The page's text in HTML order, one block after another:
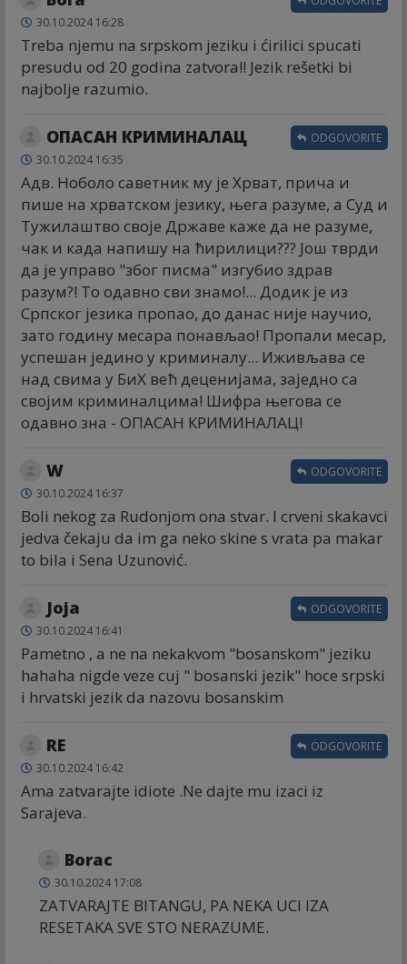
30.10.2024 16:28
Treba njemu na srpskom jeziku i ćirilici spucati
presudu od 20 godina zatvora!! Jezik rešetki bi
najbolje razumio.
ОПАСАН КРИМИНАЛАЦ
30.10.2024 16:35
Адв. Ноболо саветник му је Хрват, прича и
пише на хрватском језику, њега разуме, а Суд и
Тужилаштво своје Државе каже да не разуме,
чак и када напишу на ћирилици??? Још тврди
да је управо "због писма" изгубио здрав
разум?! То одавно сви знамо!... Додик је из
Српског језика пропао, до данас није научио,
зато годину месара понављао! Пропали месар,
успешан једино у криминалу... Иживљава се
над свима у БиХ већ деценијама, заједно са
својим криминалцима! Шифра његова се
одавно зна - ОПАСАН КРИМИНАЛАЦ!
ODGOVORITE
W
30.10.2024 16:37
Boli nekog za Rudonjom ona stvar. I crveni skakavci
jedva čekaju da im ga neko skine s vrata pa makar
to bila i Sena Uzunović.
ODGOVORITE
Joja
30.10.2024 16:41
Pametno , a ne na nekakvom "bosanskom" jeziku
hahaha nigde veze cuj " bosanski jezik" hoce srpski
i hrvatski jezik da nazovu bosanskim
ODGOVORITE
RE
30.10.2024 16:42
Ama zatvarajte idiote .Ne dajte mu izaci iz
Sarajeva.
ODGOVORITE
Borac
30.10.2024 17:08
ZATVARAJTE BITANGU, PA NEKA UCI IZA
RESETAKA SVE STO NERAZUME.